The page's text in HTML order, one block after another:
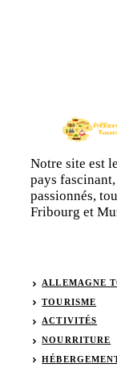
Notre site est
pays
passionnés,
Fribourg et
ALLEMAGNE
TOURISME
ACTIVITÉS
NOURRITURE